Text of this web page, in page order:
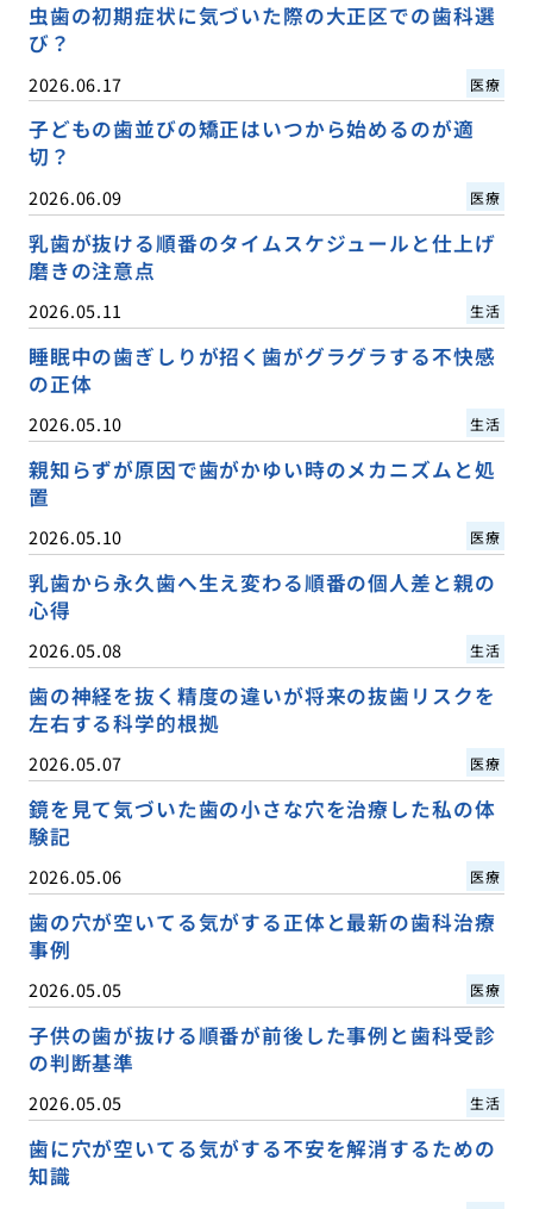
虫歯の初期症状に気づいた際の大正区での歯科選
び？
2026.06.17 医療
子どもの歯並びの矯正はいつから始めるのが適
切？
2026.06.09 医療
乳歯が抜ける順番のタイムスケジュールと仕上げ
磨きの注意点
2026.05.11 生活
睡眠中の歯ぎしりが招く歯がグラグラする不快感
の正体
2026.05.10 生活
親知らずが原因で歯がかゆい時のメカニズムと処
置
2026.05.10 医療
乳歯から永久歯へ生え変わる順番の個人差と親の
心得
2026.05.08 生活
歯の神経を抜く精度の違いが将来の抜歯リスクを
左右する科学的根拠
2026.05.07 医療
鏡を見て気づいた歯の小さな穴を治療した私の体
験記
2026.05.06 医療
歯の穴が空いてる気がする正体と最新の歯科治療
事例
2026.05.05 医療
子供の歯が抜ける順番が前後した事例と歯科受診
の判断基準
2026.05.05 生活
歯に穴が空いてる気がする不安を解消するための
知識